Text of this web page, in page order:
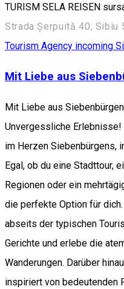
TURISM SELA REISEN
Strada Șerpuită 40, Sibiu
Tourism Agency incoming
Mit Liebe aus
Mit Liebe aus
Unvergessliche
im Herzen Siebenbürgens,
Egal, ob du eine Stadttour,
Regionen oder ein
die perfekte Option für
abseits der typischen
Gerichte und erlebe die
Wanderungen. Darüber
inspiriert von bedeutenden